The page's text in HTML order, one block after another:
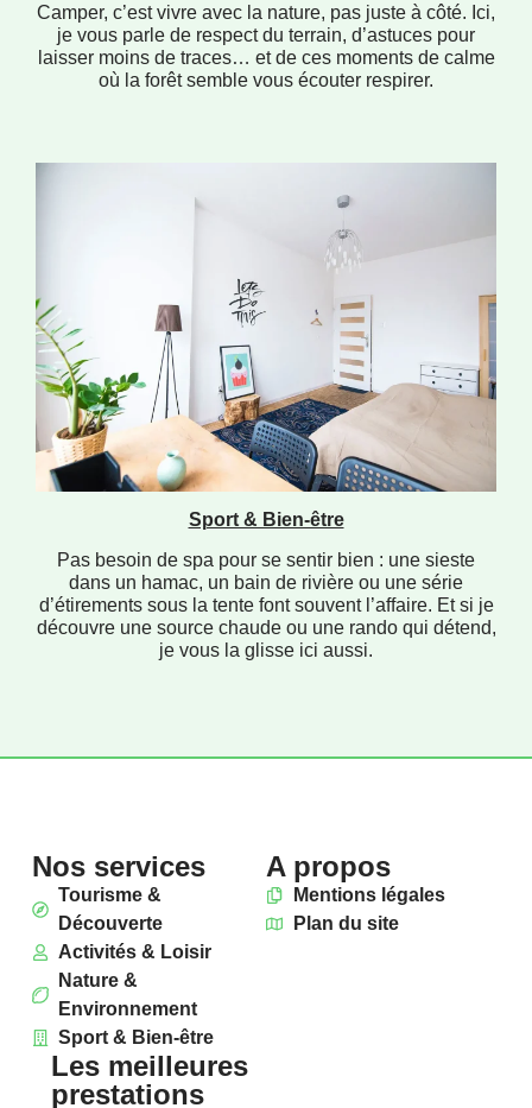
Camper, c’est vivre avec la nature, pas juste à côté. Ici,
je vous parle de respect du terrain, d’astuces pour
laisser moins de traces… et de ces moments de calme
où la forêt semble vous écouter respirer.
Sport & Bien-être
Pas besoin de spa pour se sentir bien : une sieste
dans un hamac, un bain de rivière ou une série
d’étirements sous la tente font souvent l’affaire. Et si je
découvre une source chaude ou une rando qui détend,
je vous la glisse ici aussi.
Nos services
Tourisme &
Découverte
Activités & Loisir
Nature &
Environnement
Sport & Bien-être
A propos
Mentions légales
Plan du site
Les meilleures
prestations